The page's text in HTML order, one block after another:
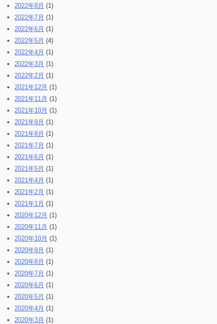
2022年8月 (1)
2022年7月 (1)
2022年6月 (1)
2022年5月 (4)
2022年4月 (1)
2022年3月 (1)
2022年2月 (1)
2021年12月 (1)
2021年11月 (1)
2021年10月 (1)
2021年9月 (1)
2021年8月 (1)
2021年7月 (1)
2021年6月 (1)
2021年5月 (1)
2021年4月 (1)
2021年2月 (1)
2021年1月 (1)
2020年12月 (1)
2020年11月 (1)
2020年10月 (1)
2020年9月 (1)
2020年8月 (1)
2020年7月 (1)
2020年6月 (1)
2020年5月 (1)
2020年4月 (1)
2020年3月 (1)